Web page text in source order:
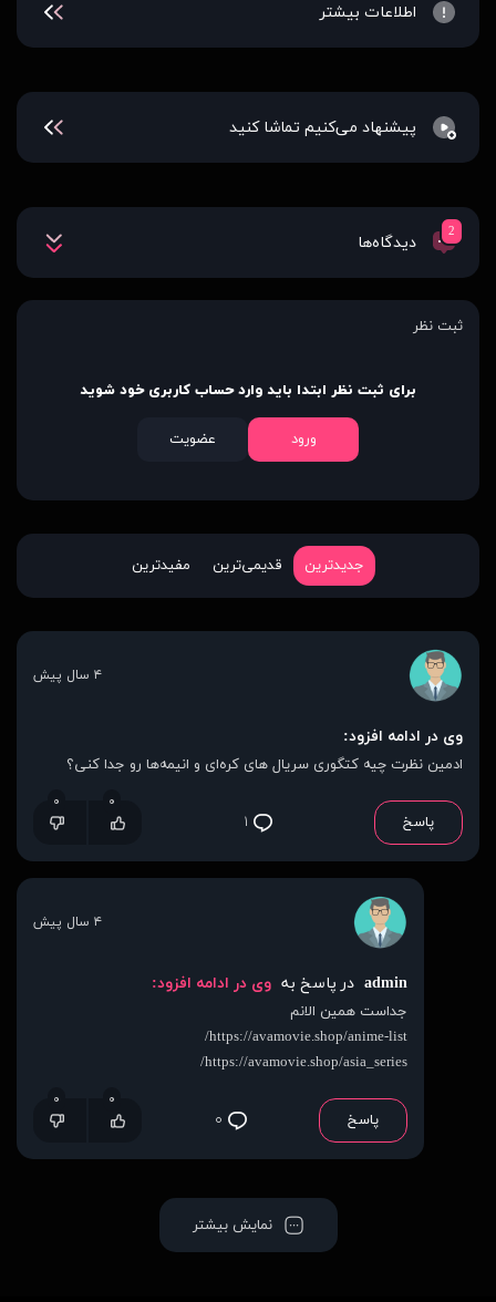
اطلاعات بیشتر
پیشنهاد می‌کنیم تماشا کنید
2
دیدگاه‌ها
ثبت نظر
برای ثبت نظر ابتدا باید وارد حساب کاربری خود شوید
ورود عضویت
جدیدترین قدیمی‌ترین مفیدترین
وی در ادامه افزود:
ادمین نظرت چیه کتگوری سریال های کره‌ای و انیمه‌ها رو جدا کنی؟
پاسخ ۱
۰ ۰
۴ سال پیش
admin در پاسخ به وی در ادامه افزود:
جداست همین الانم
https://avamovie.shop/anime-list/
https://avamovie.shop/asia_series/
پاسخ ۰
۰ ۰
۴ سال پیش
نمایش بیشتر